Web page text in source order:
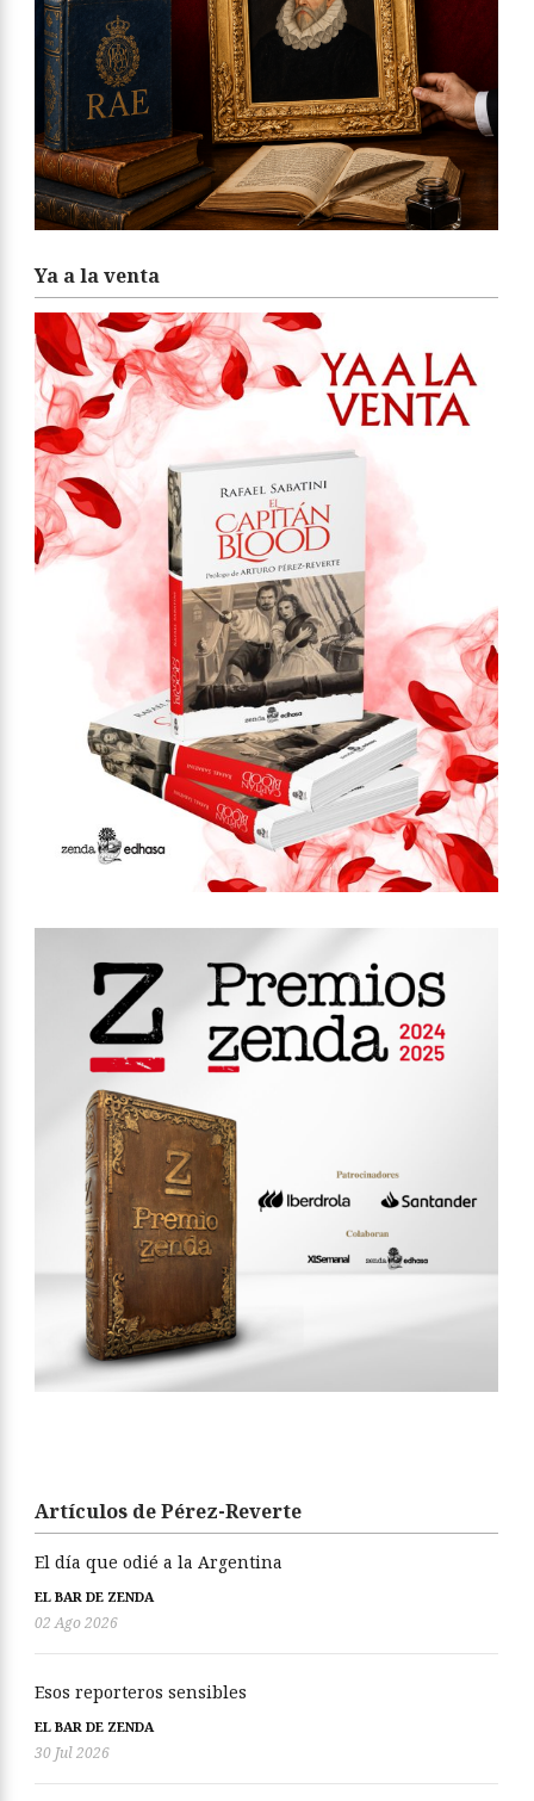
Ya a la venta
Artículos de Pérez-Reverte
El día que odié a la Argentina
EL BAR DE ZENDA
02 Ago 2026
Esos reporteros sensibles
EL BAR DE ZENDA
30 Jul 2026